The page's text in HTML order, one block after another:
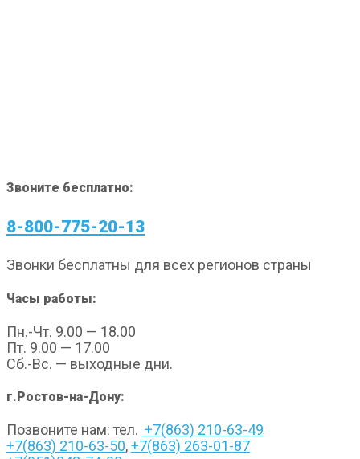
Звоните бесплатно:
8-800-775-20-13
Звонки бесплатны для всех регионов страны
Часы работы:
Пн.-Чт. 9.00 — 18.00
Пт. 9.00 — 17.00
Сб.-Вс. — выходные дни.
г.Ростов-на-Дону:
Позвоните нам: тел. +7(863) 210-63-49
+7(863) 210-63-50,+7(863) 263-01-87